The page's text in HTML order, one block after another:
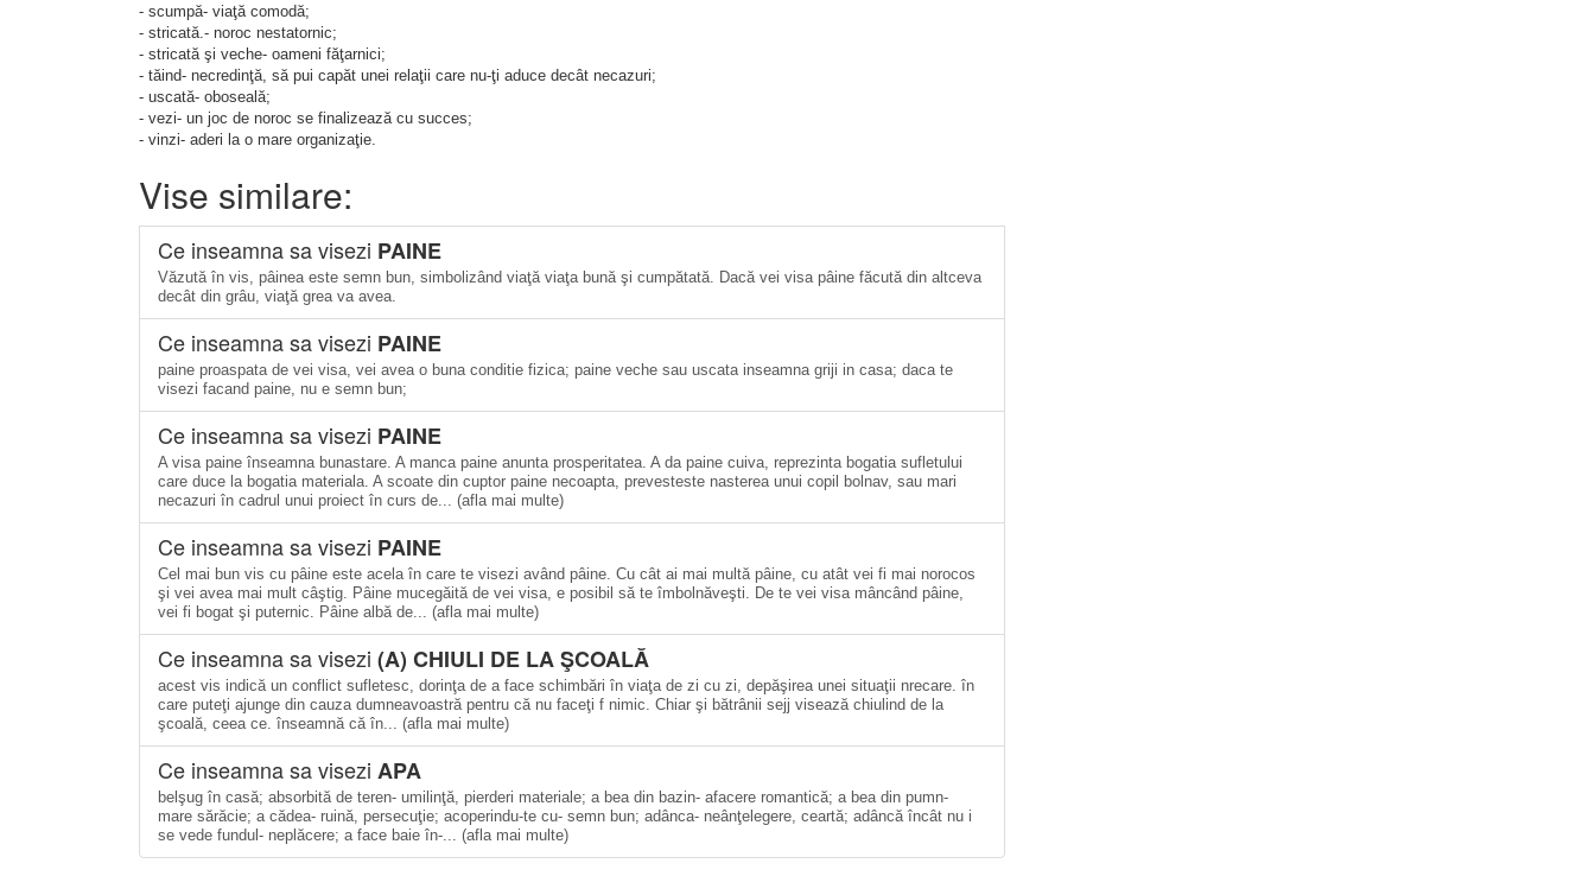
- scumpă- viaţă comodă;
- stricată.- noroc nestatornic;
- stricată şi veche- oameni făţarnici;
- tăind- necredinţă, să pui capăt unei relaţii care nu-ţi aduce decât necazuri;
- uscată- oboseală;
- vezi- un joc de noroc se finalizează cu succes;
- vinzi- aderi la o mare organizaţie.
Vise similare:
Ce inseamna sa visezi PAINE
Văzută în vis, pâinea este semn bun, simbolizând viaţă viaţa bună şi cumpătată. Dacă vei visa pâine făcută din altceva
decât din grâu, viaţă grea va avea.
Ce inseamna sa visezi PAINE
paine proaspata de vei visa, vei avea o buna conditie fizica; paine veche sau uscata inseamna griji in casa; daca te
visezi facand paine, nu e semn bun;
Ce inseamna sa visezi PAINE
A visa paine înseamna bunastare. A manca paine anunta prosperitatea. A da paine cuiva, reprezinta bogatia sufletului
care duce la bogatia materiala. A scoate din cuptor paine necoapta, prevesteste nasterea unui copil bolnav, sau mari
necazuri în cadrul unui proiect în curs de... (afla mai multe)
Ce inseamna sa visezi PAINE
Cel mai bun vis cu pâine este acela în care te visezi având pâine. Cu cât ai mai multă pâine, cu atât vei fi mai norocos
şi vei avea mai mult câştig. Pâine mucegăită de vei visa, e posibil să te îmbolnăveşti. De te vei visa mâncând pâine,
vei fi bogat şi puternic. Pâine albă de... (afla mai multe)
Ce inseamna sa visezi (A) CHIULI DE LA ŞCOALĂ
acest vis indică un conflict sufletesc, dorinţa de a face schimbări în viaţa de zi cu zi, depăşirea unei situaţii nrecare. în
care puteţi ajunge din cauza dumneavoastră pentru că nu faceţi f nimic. Chiar şi bătrânii sejj visează chiulind de la
şcoală, ceea ce. înseamnă că în... (afla mai multe)
Ce inseamna sa visezi APA
belşug în casă; absorbită de teren- umilinţă, pierderi materiale; a bea din bazin- afacere romantică; a bea din pumn-
mare sărăcie; a cădea- ruină, persecuţie; acoperindu-te cu- semn bun; adânca- neânţelegere, ceartă; adâncă încât nu i
se vede fundul- neplăcere; a face baie în-... (afla mai multe)